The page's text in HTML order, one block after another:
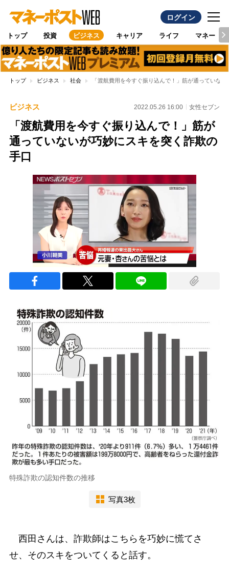
ログイン
トップ 投資 ビジネス キャリア ライフ マネー
トップ ビジネス 社会 「渡航費用を今すぐ振り込んで！」筋が通っていな
ビジネス 2022.05.26 16:00 女性セブン
「渡航費用を今すぐ振り込んで！」筋が
通っていないが巧妙にスキを突く詐欺の
手口
特殊詐欺の認知件数の推移
写真3枚
西田さんは、詐欺師はこちらを巧妙に慌てさ
せ、そのスキをついてくると話す。